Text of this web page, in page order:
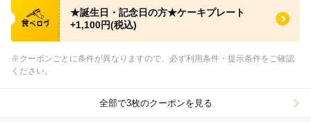
★誕生日・記念日の方★ケーキプレート
+1,100円(税込)
※クーポンごとに条件が異なりますので、必ず利用条件・提示条件をご確認
ください。
全部で3枚のクーポンを見る